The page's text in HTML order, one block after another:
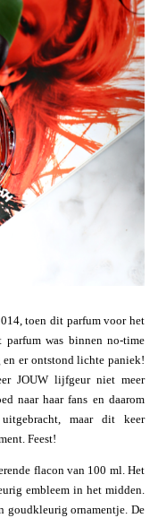
toen dit parfum voor het
was binnen no-time
en er ontstond lichte paniek!
JOUW lijfgeur niet meer
naar haar fans en daarom
maar dit keer
Feest!
flacon van 100 ml. Het
embleem in het midden.
goudkleurig ornamentje. De